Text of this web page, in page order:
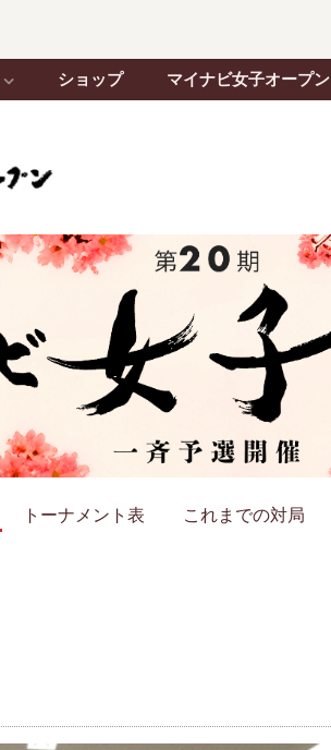
ショップ マイナビ女子オープン
トーナメント表 これまでの対局